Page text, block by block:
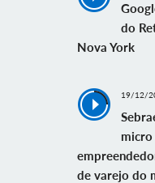
do
Nova York
19/12/
micro
de varejo do